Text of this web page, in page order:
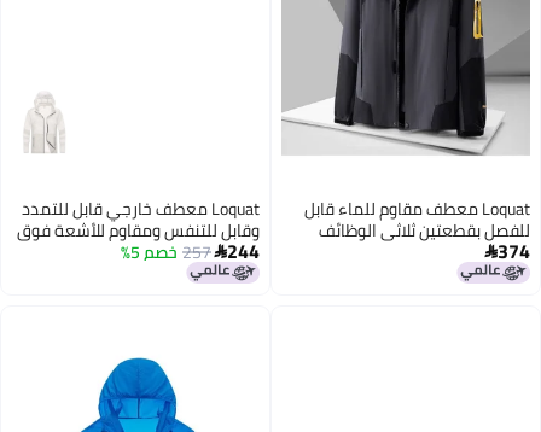
5
Loquat معطف مقاوم للماء قابل
للفصل بقطعتين ثلاثي الوظائف
374
5
Loquat معطف خارجي قابل للتمدد
وقابل للتنفس ومقاوم للأشعة فوق
البنفسجية
244
257 خصم 5%